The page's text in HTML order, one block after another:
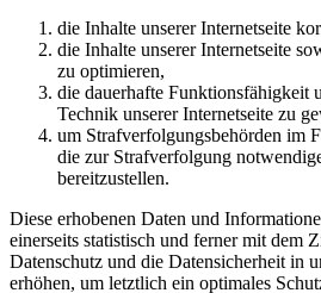
die Inhalte unserer Internetseite
die Inhalte unserer Internetseite
zu optimieren,
die dauerhafte Funktionsfähigkeit
Technik unserer Internetseite zu
um Strafverfolgungsbehörden im
die zur Strafverfolgung
bereitzustellen.
Diese erhobenen Daten und
einerseits statistisch und ferner mit dem
Datenschutz und die Datensicherheit in
erhöhen, um letztlich ein optimales